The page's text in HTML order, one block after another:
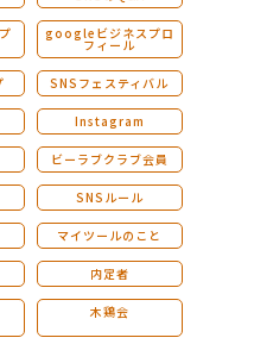
googleビジネスプロ
フィール
SNSフェスティバル
Instagram
ビーラブクラブ会員
SNSルール
マイツールのこと
内定者
木鶏会